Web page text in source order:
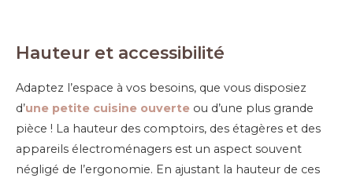
Hauteur et accessibilité
Adaptez l’espace à vos besoins, que vous disposiez
d’une petite cuisine ouverte ou d’une plus grande
pièce ! La hauteur des comptoirs, des étagères et des
appareils électroménagers est un aspect souvent
négligé de l’ergonomie. En ajustant la hauteur de ces